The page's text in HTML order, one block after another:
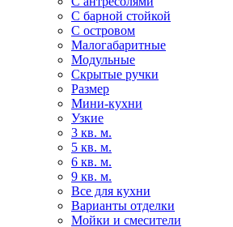
С барной стойкой
С островом
Малогабаритные
Модульные
Скрытые ручки
Размер
Мини-кухни
Узкие
3 кв. м.
5 кв. м.
6 кв. м.
9 кв. м.
Все для кухни
Варианты отделки
Мойки и смесители